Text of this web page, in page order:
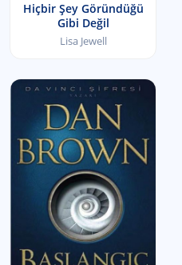
Hiçbir Şey Göründüğü
Gibi Değil
Lisa Jewell